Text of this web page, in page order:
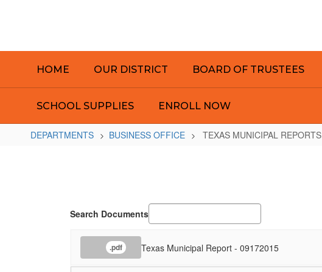
HOME OUR DISTRICT BOARD OF TRUSTEES
SCHOOL SUPPLIES ENROLL NOW
DEPARTMENTS BUSINESS OFFICE TEXAS MUNICIPAL REPORTS
Search Documents
.pdf Texas Municipal Report - 09172015